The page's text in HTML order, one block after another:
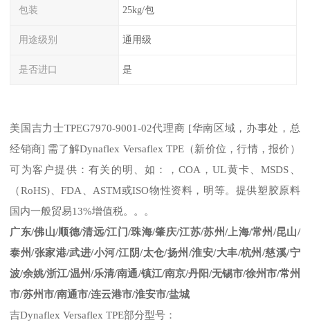
包装 25kg/包
用途级别 通用级
是否进口 是
美国吉力士TPEG7970-9001-02代理商 [华南区域，办事处，总
经销商] 需了解Dynaflex Versaflex TPE（新价位，行情，报价 ）
可为客户提供：有关的明、如：， COA，UL黄卡、MSDS 、
（RoHS)、FDA、ASTM或ISO物性资料，明等。提供塑胶原料
国内一般贸易13%增值税。。。
广东/佛山/顺德/清远/江门/珠海/肇庆/江苏/苏州/上海/常州 /昆山/
泰州/张家港/武进/小河/江阴/太仓/扬州 /淮安/大丰/杭州 /慈溪/宁
波/余姚/浙江/温州/乐清/南通/镇江/南京/丹阳/无锡市/徐州市/常州
市/苏州市/南通市/连云港市/淮安市/盐城
吉DynaflexVersaflex TPE部分型号：